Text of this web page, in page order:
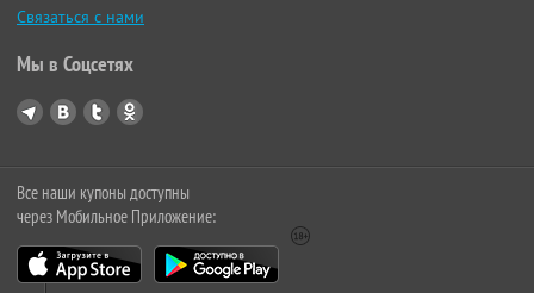
Связаться с нами
Мы в Соцсетях
Все наши купоны доступны
через Мобильное Приложение: